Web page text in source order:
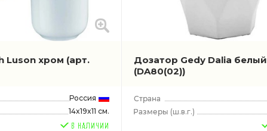
Luson хром (арт.
Россия
14x19x11 см.
Дозатор Gedy Dalia белый
(DA80(02))
(ш.в.г.)